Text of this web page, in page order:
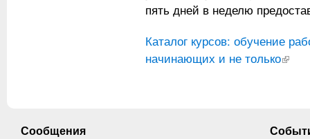
пять дней в неделю
Каталог курсов: обучение
начинающих и не только
Сообщения